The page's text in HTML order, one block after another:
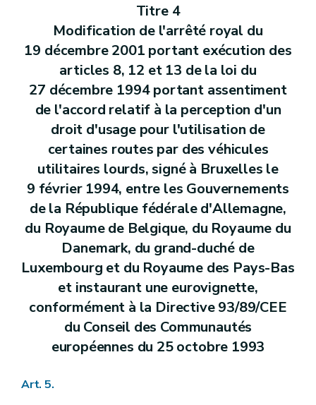
Titre 4
Modification de l'arrêté royal du
19 décembre 2001 portant exécution des
articles 8, 12 et 13 de la loi du
27 décembre 1994 portant assentiment
de l'accord relatif à la perception d'un
droit d'usage pour l'utilisation de
certaines routes par des véhicules
utilitaires lourds, signé à Bruxelles le
9 février 1994, entre les Gouvernements
de la République fédérale d'Allemagne,
du Royaume de Belgique, du Royaume du
Danemark, du grand-duché de
Luxembourg et du Royaume des Pays-Bas
et instaurant une eurovignette,
conformément à la Directive 93/89/CEE
du Conseil des Communautés
européennes du 25 octobre 1993
Art. 5.